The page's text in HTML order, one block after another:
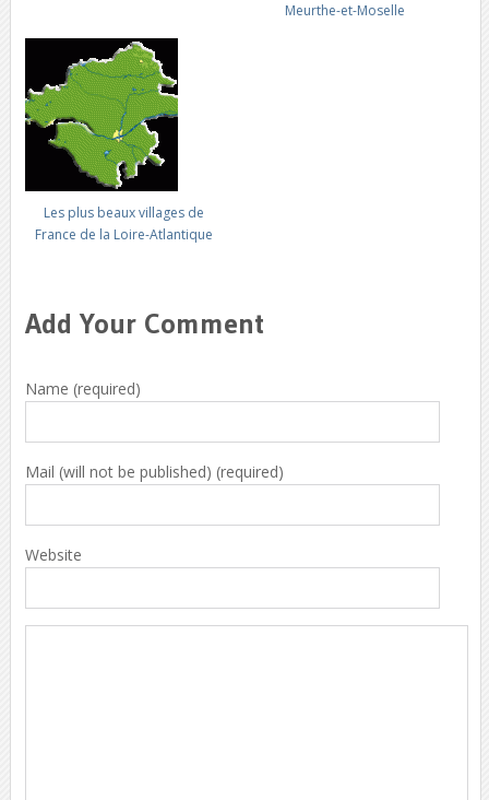
Meurthe-et-Moselle
Les plus beaux villages de
France de la Loire-Atlantique
Add Your Comment
Name (required)
Mail (will not be published) (required)
Website